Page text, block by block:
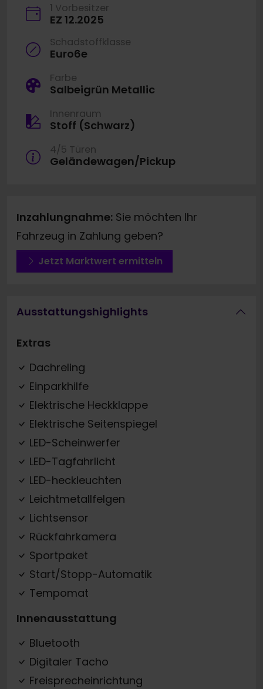
1 Vorbesitzer
EZ 12.2025
Schadstoffklasse
Euro6e
Farbe
Salbeigrün Metallic
Innenraum
Stoff (Schwarz)
4/5 Türen
Geländewagen/Pickup
Inzahlungnahme: Sie möchten Ihr
Fahrzeug in Zahlung geben?
Jetzt Marktwert ermitteln
Ausstattungshighlights
Extras
Dachreling
Einparkhilfe
Elektrische Heckklappe
Elektrische Seitenspiegel
LED-Scheinwerfer
LED-Tagfahrlicht
LED-heckleuchten
Leichtmetallfelgen
Lichtsensor
Rückfahrkamera
Sportpaket
Start/Stopp-Automatik
Tempomat
Innenausstattung
Bluetooth
Digitaler Tacho
Freisprecheinrichtung